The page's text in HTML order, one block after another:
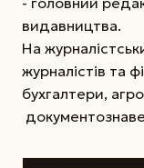
видавництва.
На
журналістів та
бухгалтери,